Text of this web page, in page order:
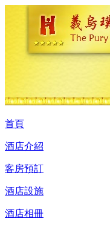
首頁
酒店介紹
客房預訂
酒店設施
酒店相冊